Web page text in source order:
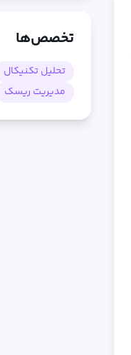
تخصص‌ها
تحلیل تکنیکال
مدیریت ریسک